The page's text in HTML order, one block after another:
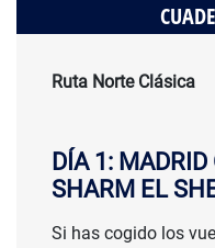
Ruta Norte Clásica
DÍA 1:
SHARM EL
Si has cogido los